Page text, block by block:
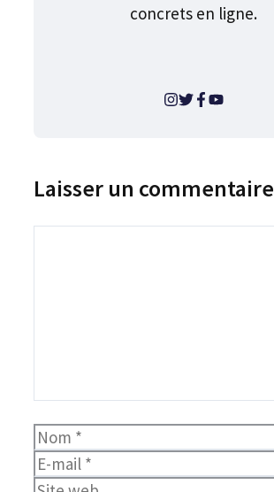
concrets en ligne.
Laisser un commentaire
Nom